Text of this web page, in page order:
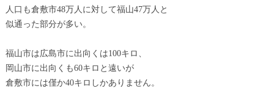
人口も倉敷市48万人に対して福山47万人と
似通った部分が多い。
福山市は広島市に出向くは100キロ、
岡山市に出向くも60キロと遠いが
倉敷市には僅か40キロしかありません。